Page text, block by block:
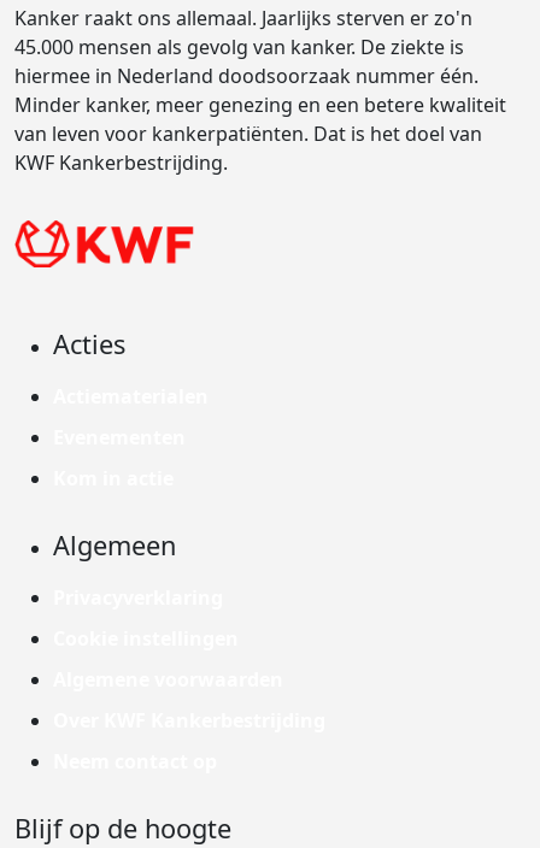
Kanker raakt ons allemaal. Jaarlijks sterven er zo'n
45.000 mensen als gevolg van kanker. De ziekte is
hiermee in Nederland doodsoorzaak nummer één.
Minder kanker, meer genezing en een betere kwaliteit
van leven voor kankerpatiënten. Dat is het doel van
KWF Kankerbestrijding.
Acties
Algemeen
Blijf op de hoogte